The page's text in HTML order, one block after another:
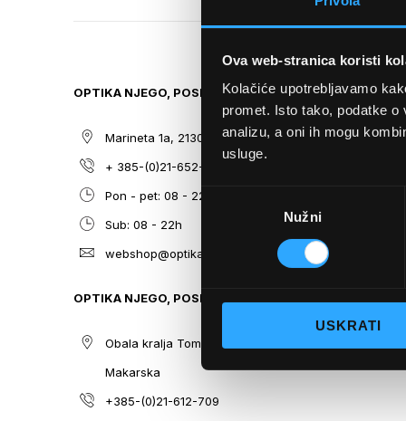
Ova web-stranica koristi
Kolačiće upotrebljavamo
promet. Isto tako, podatke
analizu, a oni ih mogu
usluge.
Odabir
Nužni
USKRATI
THE
THE
GALLERY
OPTIKA NJEGO, POSLOVNICA 1
Marineta 1a, 21300 Makarska
+ 385-(0)21-652-102
Pon - pet: 08 - 22h,
Sub: 08 - 22h
webshop@optikanjego.hr
OPTIKA NJEGO, POSLOVNICA 2
Obala kralja Tomislava 14, 21300
Makarska
+385-(0)21-612-709
SITEMAP
O nama
Optika